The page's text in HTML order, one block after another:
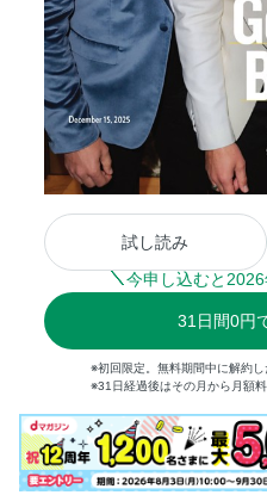
試し読み
今申し込むと 2026
31 日間0円
※初回限定。無料期間中に解約し
※31日経過後はその月から月額